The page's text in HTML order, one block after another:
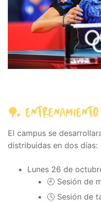
🏓
El campus se
distribuidas en dos días:
Lunes 26 de
🕘 Sesión de
🕓 Sesión de